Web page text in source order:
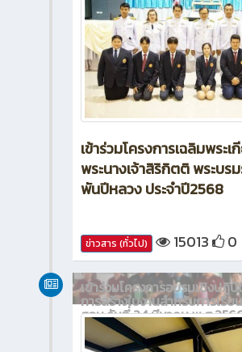
เข้าร่วมโครงการเฉลิมพระ
พระนางเจ้าสิริกิตติ พระบร
พันปีหลวง ประจำปี2568
ข่าวสาร (ทั่วไป) 15013 0
เข้าร่วมโครงการอบรมเชิงปฏิ
การสร้างใบงานสำหรับการเรีย
สอน วันที่ 24 มีนาคม พ.ศ